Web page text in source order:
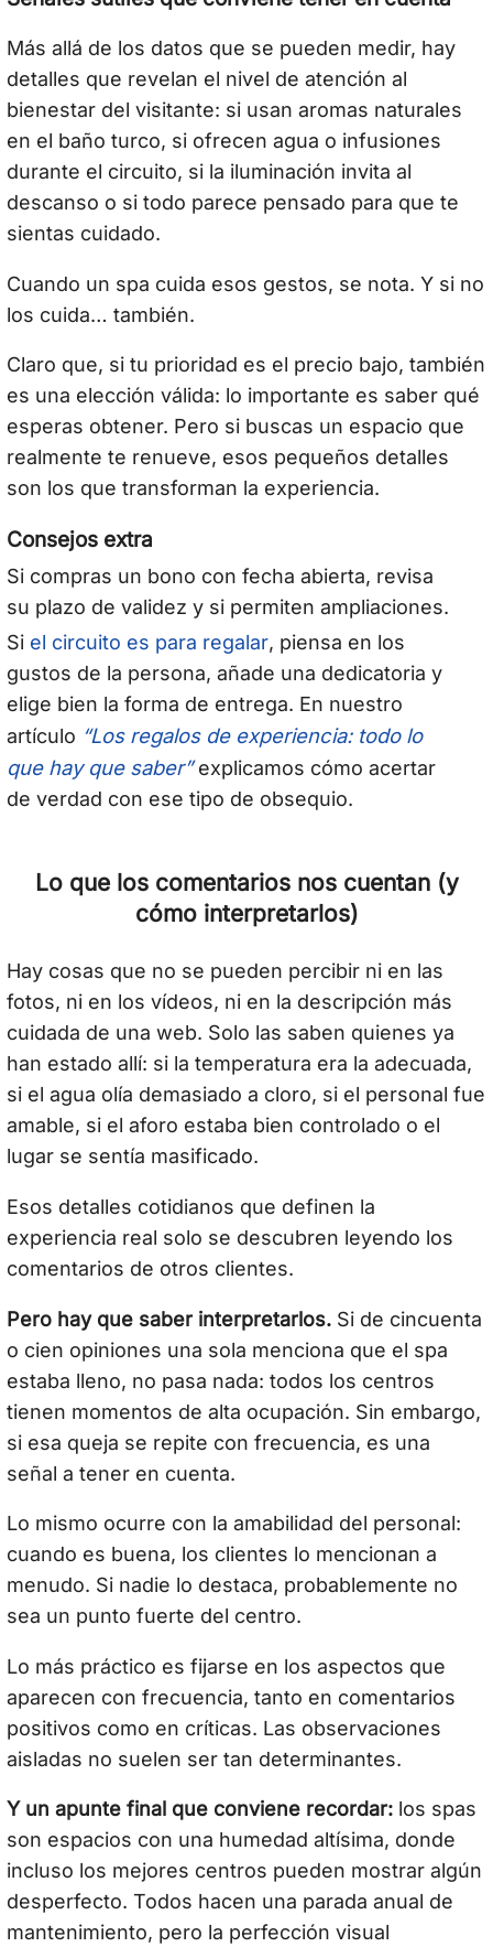
Más allá de los datos que se pueden medir, hay
detalles que revelan el nivel de atención al
bienestar del visitante: si usan aromas naturales
en el baño turco, si ofrecen agua o infusiones
durante el circuito, si la iluminación invita al
descanso o si todo parece pensado para que te
sientas cuidado.
Cuando un spa cuida esos gestos, se nota. Y si no
los cuida… también.
Claro que, si tu prioridad es el precio bajo, también
es una elección válida: lo importante es saber qué
esperas obtener. Pero si buscas un espacio que
realmente te renueve, esos pequeños detalles
son los que transforman la experiencia.
Consejos extra
Si compras un bono con fecha abierta, revisa
su plazo de validez y si permiten ampliaciones.
Si el circuito es para regalar, piensa en los
gustos de la persona, añade una dedicatoria y
elige bien la forma de entrega. En nuestro
artículo “Los regalos de experiencia: todo lo
que hay que saber”explicamos cómo acertar
de verdad con ese tipo de obsequio.
Lo que los comentarios nos cuentan (y
cómo interpretarlos)
Hay cosas que no se pueden percibir ni en las
fotos, ni en los vídeos, ni en la descripción más
cuidada de una web. Solo las saben quienes ya
han estado allí: si la temperatura era la adecuada,
si el agua olía demasiado a cloro, si el personal fue
amable, si el aforo estaba bien controlado o el
lugar se sentía masificado.
Esos detalles cotidianos que definen la
experiencia real solo se descubren leyendo los
comentarios de otros clientes.
Pero hay que saber interpretarlos. Si de cincuenta
o cien opiniones una sola menciona que el spa
estaba lleno, no pasa nada: todos los centros
tienen momentos de alta ocupación. Sin embargo,
si esa queja se repite con frecuencia, es una
señal a tener en cuenta.
Lo mismo ocurre con la amabilidad del personal:
cuando es buena, los clientes lo mencionan a
menudo. Si nadie lo destaca, probablemente no
sea un punto fuerte del centro.
Lo más práctico es fijarse en los aspectos que
aparecen con frecuencia, tanto en comentarios
positivos como en críticas. Las observaciones
aisladas no suelen ser tan determinantes.
Y un apunte final que conviene recordar: los spas
son espacios con una humedad altísima, donde
incluso los mejores centros pueden mostrar algún
desperfecto. Todos hacen una parada anual de
mantenimiento, pero la perfección visual